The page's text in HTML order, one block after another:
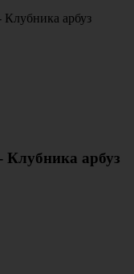
Клубника арбуз